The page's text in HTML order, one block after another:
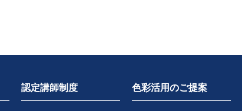
認定講師制度 色彩活用のご提案